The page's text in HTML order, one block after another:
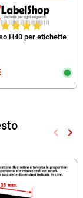
H40 per etichette
keyboard_arrow_left keyboard_arrow_right